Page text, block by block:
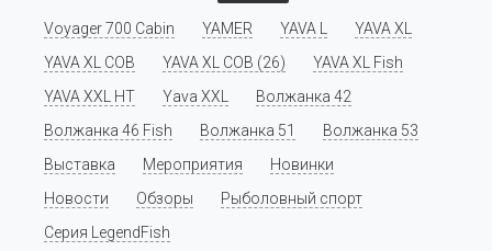
Voyager 700 Cabin YAMER YAVA L
YAVA XL
YAVA XL COB
YAVA XL COB (26)
YAVA XL Fish
YAVA XXL HT
Yava XXL
Волжанка 42
Волжанка 46 Fish
Волжанка 51
Волжанка 53
Выставка
Мероприятия
Новинки
Новости
Обзоры
Рыболовный спорт
Серия LegendFish